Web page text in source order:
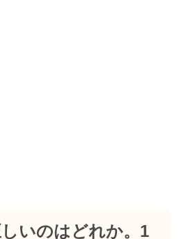
いのはどれか。1